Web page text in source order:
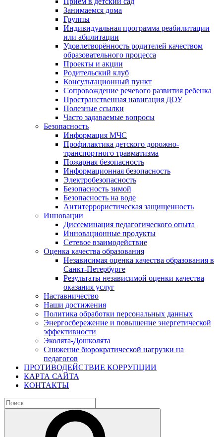
Занимаемся дома
Группы
Индивидуальная программа реабилитации
или абилитации
Удовлетворённость родителей качеством
образовательного процесса
Проекты и акции
Родительский клуб
Консультационный пункт
Сопровождение речевого развития ребенка
Пространственная навигация ДОУ
Полезные ссылки
Часто задаваемые вопросы
Безопасность
Информация МЧС
Профилактика детского дорожно-
транспортного травматизма
Пожарная безопасность
Информационная безопасность
Электробезопасность
Безопасность зимой
Безопасность на воде
Антитеррористическая защищенность
Инновации
Диссеминация педагогического опыта
Инновационные продукты
Сетевое взаимодействие
Оценка качества образования
Независимая оценка качества образования в
Санкт-Петербурге
Результаты независимой оценки качества
оказания услуг
Наставничество
Наши достижения
Политика обработки персональных данных
Энергосбережение и повышение энергетической
эффективности
Эколята-Дошколята
Снижение бюрократической нагрузки на
педагогов
ПРОТИВОДЕЙСТВИЕ КОРРУПЦИИ
КАРТА САЙТА
КОНТАКТЫ